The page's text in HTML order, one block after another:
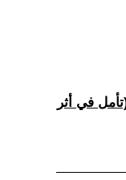
في أثر